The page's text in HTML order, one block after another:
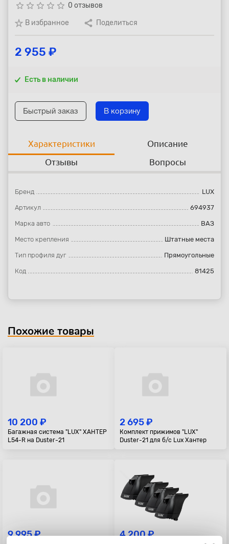
star_border star_border star_border star_border star_border 0 отзывов
В избранное
Поделиться
2 955 ₽
Есть в наличии
Быстрый заказ В корзину
Характеристики
Описание
Отзывы
Вопросы
Бренд LUX
Артикул 694937
Марка авто ВАЗ
Место крепления Штатные места
Тип профиля дуг Прямоугольные
Код 81425
Похожие товары
10 200 ₽
Багажная система "LUX" ХАНТЕР
L54-R на Duster-21
2 695 ₽
Комплект прижимов "LUX"
Duster-21 для б/с Lux Хантер
9 995 ₽ 4 200 ₽